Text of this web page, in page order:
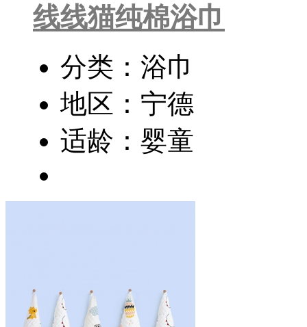
线线猫纯棉浴巾
分类：浴巾
地区：宁德
适龄：婴童